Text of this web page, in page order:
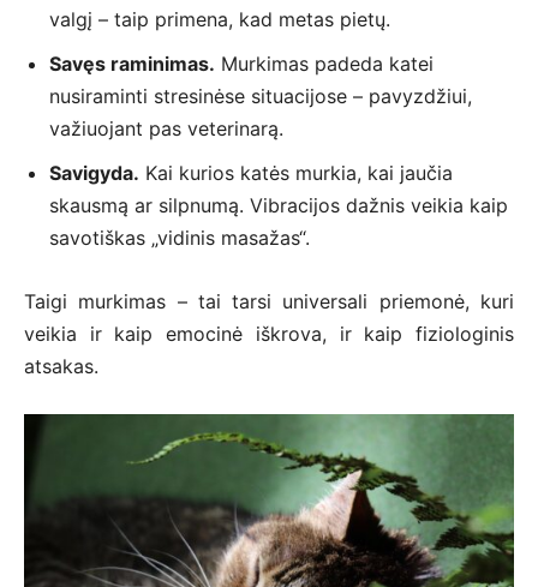
valgį – taip primena, kad metas pietų.
Savęs raminimas. Murkimas padeda katei
nusiraminti stresinėse situacijose – pavyzdžiui,
važiuojant pas veterinarą.
Savigyda. Kai kurios katės murkia, kai jaučia
skausmą ar silpnumą. Vibracijos dažnis veikia kaip
savotiškas „vidinis masažas“.
Taigi murkimas – tai tarsi universali priemonė, kuri
veikia ir kaip emocinė iškrova, ir kaip fiziologinis
atsakas.